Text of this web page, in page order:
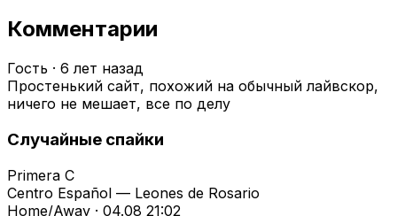
Комментарии
Гость · 6 лет назад
Простенький сайт, похожий на обычный лайвскор,
ничего не мешает, все по делу
Случайные спайки
Primera C
Centro Español — Leones de Rosario
Home/Away · 04.08 21:02